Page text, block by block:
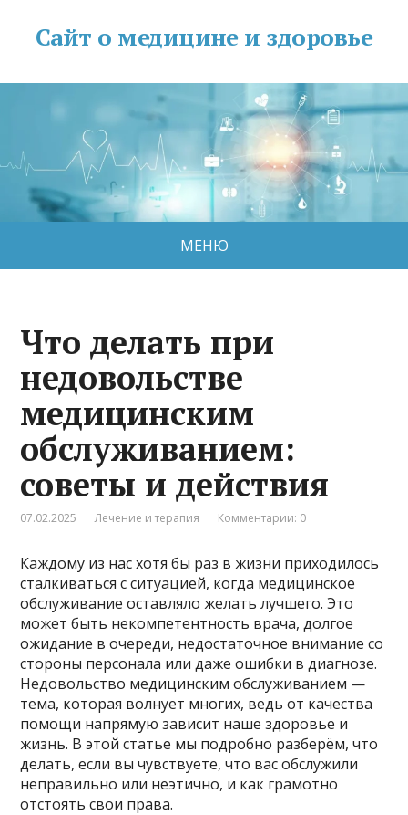
Сайт о медицине и здоровье
МЕНЮ
Что делать при
недовольстве
медицинским
обслуживанием:
советы и действия
07.02.2025 Лечение и терапия Комментарии: 0
Каждому из нас хотя бы раз в жизни приходилось
сталкиваться с ситуацией, когда медицинское
обслуживание оставляло желать лучшего. Это
может быть некомпетентность врача, долгое
ожидание в очереди, недостаточное внимание со
стороны персонала или даже ошибки в диагнозе.
Недовольство медицинским обслуживанием —
тема, которая волнует многих, ведь от качества
помощи напрямую зависит наше здоровье и
жизнь. В этой статье мы подробно разберём, что
делать, если вы чувствуете, что вас обслужили
неправильно или неэтично, и как грамотно
отстоять свои права.